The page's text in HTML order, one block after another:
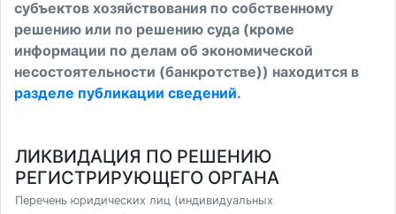
субъектов хозяйствования по собственному
решению или по решению суда (кроме
информации по делам об экономической
несостоятельности (банкротстве)) находится в
разделе публикации сведений.
ЛИКВИДАЦИЯ ПО РЕШЕНИЮ
РЕГИСТРИРУЮЩЕГО ОРГАНА
Перечень юридических лиц (индивидуальных